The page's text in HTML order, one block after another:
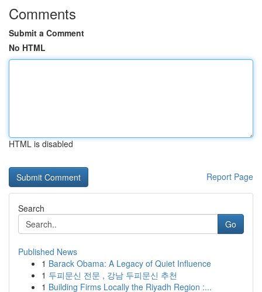
Comments
Submit a Comment
No HTML
HTML is disabled
Report Page
Search
Go
Published News
1 Barack Obama: A Legacy of Quiet Influence
1 두피문신 전문 , 강남 두피문신 추천
1 Building Firms Locally the Riyadh Region :...